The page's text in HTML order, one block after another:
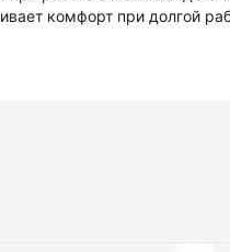
комфорт при долгой